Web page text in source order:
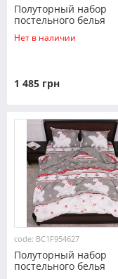
Полуторный набор
постельного белья
150*220 из Фланели
№954682 Черешенка™
Нет в наличии
1 485 грн
code: BC1F954627
Полуторный набор
постельного белья